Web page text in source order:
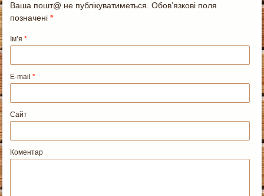
Ваша пошт@ не публікуватиметься. Обов’язкові поля
позначені*
Ім’я*
E-mail*
Сайт
Коментар